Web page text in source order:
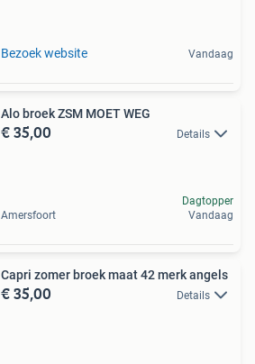
Bezoek website Vandaag
Alo broek ZSM MOET WEG
€ 35,00 Details
Amersfoort
Dagtopper
Vandaag
Capri zomer broek maat 42 merk angels
€ 35,00 Details